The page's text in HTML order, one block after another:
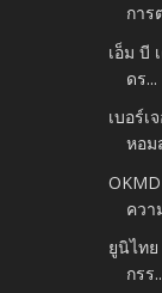
การ
เอ็ม บี
ดร...
เบอร์เ
หอม
ควา
ยูนิไท
กรร